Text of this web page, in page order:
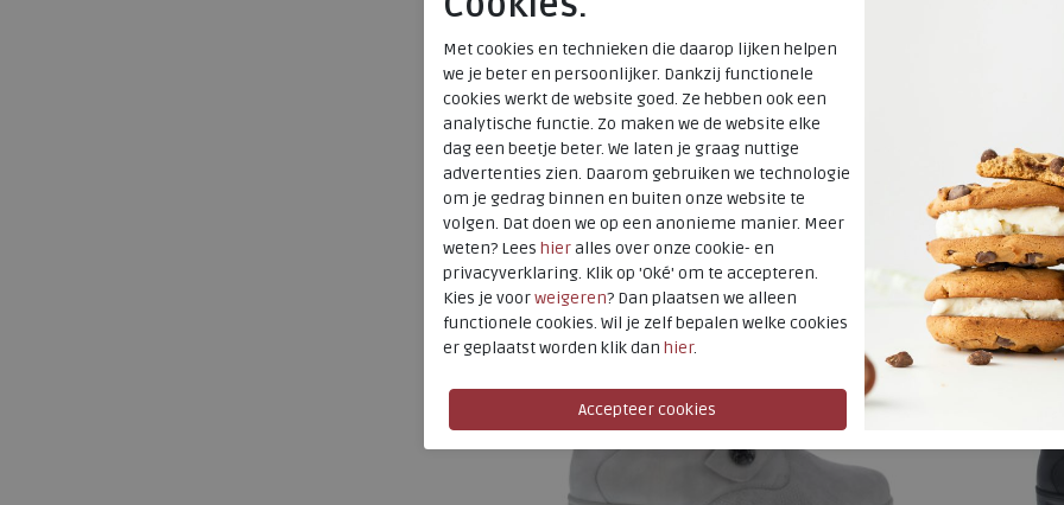
Kate louvre flex/perlc terra multi
wijdte Wijdtemaat K
€ 179,95
Beschikbare maten
4,5 5,5 9 4,5 5
SALE
Met cookies en technieken die daarop lijken helpen
we je beter en persoonlijker. Dankzij functionele
cookies werkt de website goed. Ze hebben ook een
analytische functie. Zo maken we de website elke
dag een beetje beter. We laten je graag nuttige
advertenties zien. Daarom gebruiken we technologie
om je gedrag binnen en buiten onze website te
volgen. Dat doen we op een anonieme manier. Meer
weten? Lees hieralles over onze cookie- en
privacyverklaring. Klik op 'Oké' om te accepteren.
Kies je voorweigeren? Dan plaatsen we alleen
functionele cookies. Wil je zelf bepalen welke cookies
er geplaatst worden klik dan hier.